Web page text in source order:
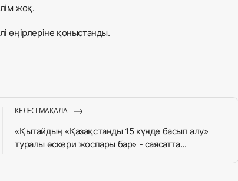
жоқ.
өңірлеріне қоныстанды.
КЕЛЕСІ МАҚАЛА
«Қытайдың «Қазақстанды 15 күнде басып алу»
туралы әскери жоспары бар» - саясатта...